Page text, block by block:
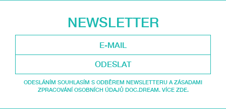
NEWSLETTER
ODESLAT
ODESLÁNÍM SOUHLASÍM S ODBĚREM NEWSLETTERU A ZÁSADAMI
ZPRACOVÁNÍ OSOBNÍCH ÚDAJŮ DOC.DREAM. VÍCE ZDE.